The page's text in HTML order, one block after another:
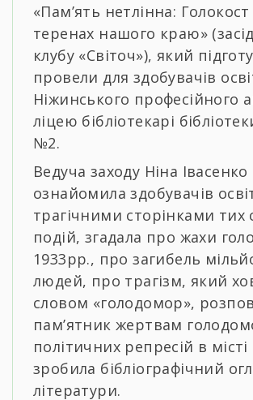
«Пам’ять нетлінна:
теренах нашого краю»
клубу «Світоч»), який
провели для здобувачів
Ніжинського професійного
ліцею бібліотекарі
№2.
Ведуча заходу Ніна Івасенко
ознайомила здобувачів
трагічними сторінками
подій, згадала про жахи
1933рр., про загибель
людей, про трагізм, який
словом «голодомор»,
пам’ятник жертвам
політичних репресій в місті
зробила бібліографічний
літератури.